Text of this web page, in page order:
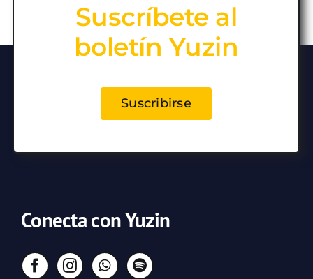
Suscríbete al
boletín Yuzin
Suscribirse
Conecta con Yuzin